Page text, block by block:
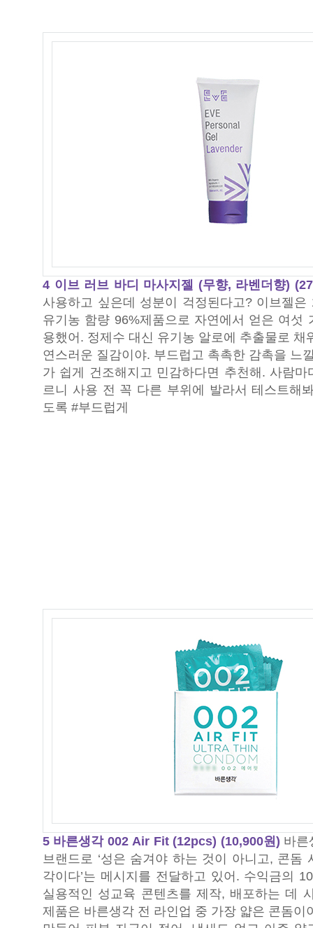
4 이브 러브 바디 마사지젤 (무향, 라벤더향)
사용하고 싶은데 성분이 걱정된다고? 이브젤은
유기농 함량 96%제품으로 자연에서 얻은 여섯
용했어. 정제수 대신 유기농 알로에 추출물로 채
연스러운 질감이야. 부드럽고 촉촉한 감촉을 느
가 쉽게 건조해지고 민감하다면 추천해. 사람마
르니 사용 전 꼭 다른 부위에 발라서 테스트해
도록 #부드럽게
5 바른생각 002 Air Fit (12pcs) (10,900원) 바른
브랜드로 ‘성은 숨겨야 하는 것이 아니고, 콘돔
각이다’는 메시지를 전달하고 있어. 수익금의
실용적인 성교육 콘텐츠를 제작, 배포하는 데
제품은 바른생각 전 라인업 중 가장 얇은 콘돔이